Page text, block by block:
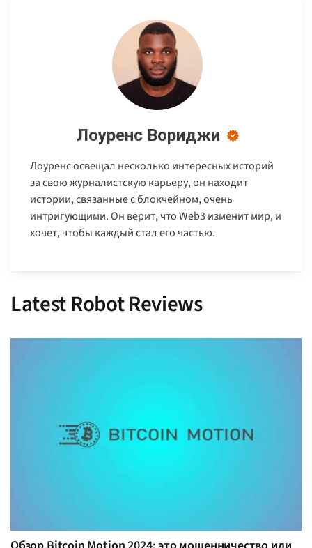
Лоуренс Вориджи
Лоуренс освещал несколько интересных историй
за свою журналистскую карьеру, он находит
истории, связанные с блокчейном, очень
интригующими. Он верит, что Web3 изменит мир, и
хочет, чтобы каждый стал его частью.
Latest Robot Reviews